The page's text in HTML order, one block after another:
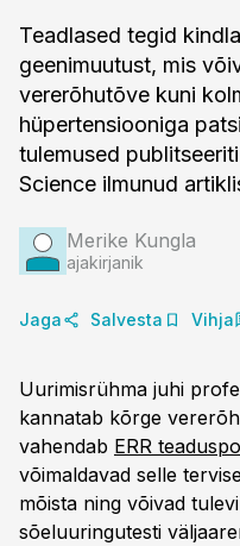
Teadlased tegid
geenimuutust, mis
vererõhutõve kuni
hüpertensiooniga
tulemused
Science ilmunud
Merike Kungla
ajakirjanik
Jaga Salvesta Vihja
Uurimisrühma juhi
kannatab kõrge
vahendab ERR
võimaldavad selle
mõista ning võivad
sõeluuringutesti